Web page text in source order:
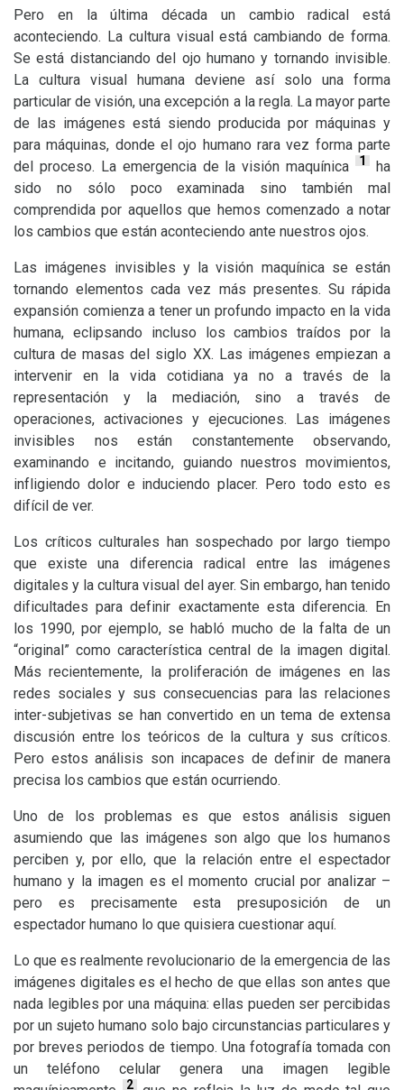
Pero en la última década un cambio radical está
aconteciendo. La cultura visual está cambiando de forma.
Se está distanciando del ojo humano y tornando invisible.
La cultura visual humana deviene así solo una forma
particular de visión, una excepción a la regla. La mayor parte
de las imágenes está siendo producida por máquinas y
para máquinas, donde el ojo humano rara vez forma parte
del proceso. La emergencia de la visión maquínica 1
ha
sido no sólo poco examinada sino también mal
comprendida por aquellos que hemos comenzado a notar
los cambios que están aconteciendo ante nuestros ojos.
Las imágenes invisibles y la visión maquínica se están
tornando elementos cada vez más presentes. Su rápida
expansión comienza a tener un profundo impacto en la vida
humana, eclipsando incluso los cambios traídos por la
cultura de masas del siglo XX. Las imágenes empiezan a
intervenir en la vida cotidiana ya no a través de la
representación y la mediación, sino a través de
operaciones, activaciones y ejecuciones. Las imágenes
invisibles nos están constantemente observando,
examinando e incitando, guiando nuestros movimientos,
infligiendo dolor e induciendo placer. Pero todo esto es
difícil de ver.
Los críticos culturales han sospechado por largo tiempo
que existe una diferencia radical entre las imágenes
digitales y la cultura visual del ayer. Sin embargo, han tenido
dificultades para definir exactamente esta diferencia. En
los 1990, por ejemplo, se habló mucho de la falta de un
“original” como característica central de la imagen digital.
Más recientemente, la proliferación de imágenes en las
redes sociales y sus consecuencias para las relaciones
inter-subjetivas se han convertido en un tema de extensa
discusión entre los teóricos de la cultura y sus críticos.
Pero estos análisis son incapaces de definir de manera
precisa los cambios que están ocurriendo.
Uno de los problemas es que estos análisis siguen
asumiendo que las imágenes son algo que los humanos
perciben y, por ello, que la relación entre el espectador
humano y la imagen es el momento crucial por analizar –
pero es precisamente esta presuposición de un
espectador humano lo que quisiera cuestionar aquí.
Lo que es realmente revolucionario de la emergencia de las
imágenes digitales es el hecho de que ellas son antes que
nada legibles por una máquina: ellas pueden ser percibidas
por un sujeto humano solo bajo circunstancias particulares y
por breves periodos de tiempo. Una fotografía tomada con
un teléfono celular genera una imagen legible
2